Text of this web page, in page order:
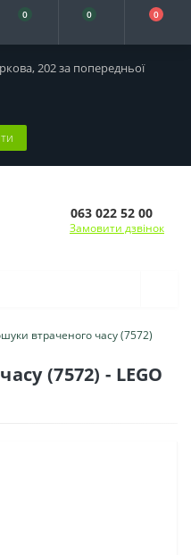
202 за попередньої
0 0 0
063 022 52 00
Замовити дзвінок
втраченого часу (7572)
(7572) - LEGO